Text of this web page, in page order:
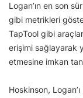
Logan’ın en son
gibi metrikleri
TapTool gibi
erişimi sağlayarak
etmesine imkan
Hoskinson,